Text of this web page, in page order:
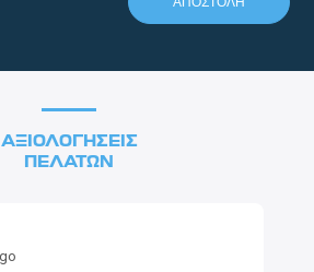
ΑΞΙΟΛΟΓΗΣΕΙΣ
ΠΕΛΑΤΩΝ